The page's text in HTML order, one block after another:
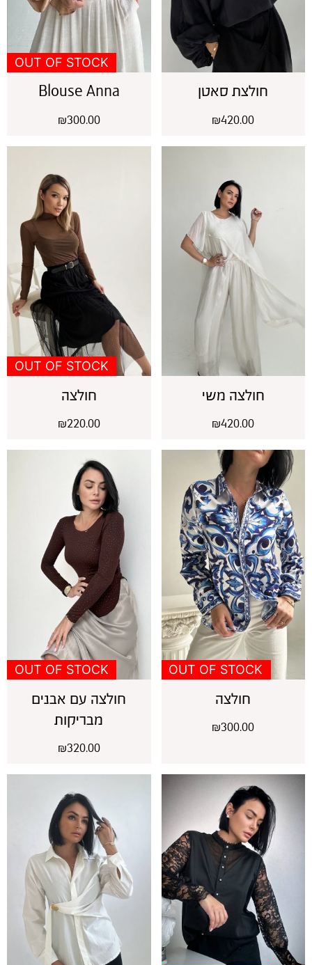
חולצת סאטן
₪420.00
OUT OF STOCK
Blouse Anna
₪300.00
חולצה משי
₪420.00
OUT OF STOCK
חולצה
₪220.00
OUT OF STOCK
חולצה
₪300.00
OUT OF STOCK
חולצה עם אבנים
מבריקות
₪320.00